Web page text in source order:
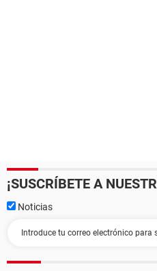
¡SUSCRÍBETE A
Noticias